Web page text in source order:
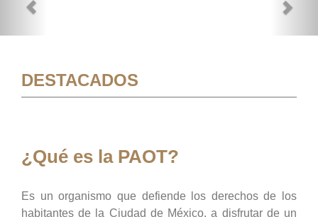
DESTACADOS
¿Qué es la PAOT?
Es un organismo que defiende los derechos de los
habitantes de la Ciudad de México, a disfrutar de un